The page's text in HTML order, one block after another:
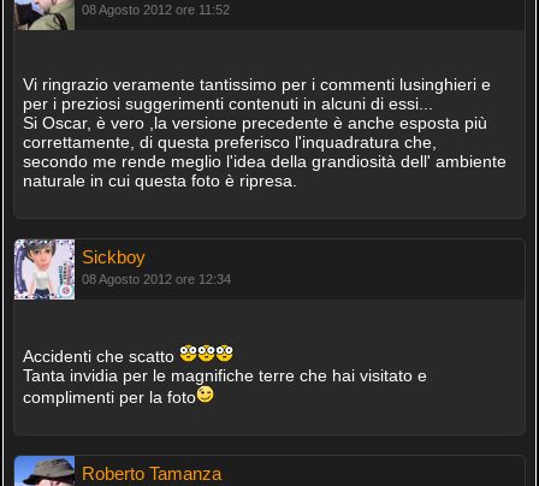
08 Agosto 2012 ore 11:52
Vi ringrazio veramente tantissimo per i commenti lusinghieri e
per i preziosi suggerimenti contenuti in alcuni di essi...
Si Oscar, è vero ,la versione precedente è anche esposta più
correttamente, di questa preferisco l'inquadratura che,
secondo me rende meglio l'idea della grandiosità dell' ambiente
naturale in cui questa foto è ripresa.
Sickboy
08 Agosto 2012 ore 12:34
Accidenti che scatto
Tanta invidia per le magnifiche terre che hai visitato e
complimenti per la foto
Roberto Tamanza